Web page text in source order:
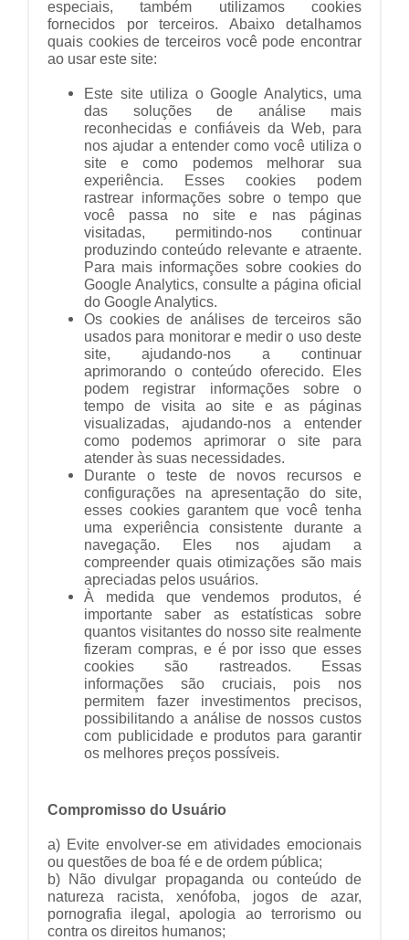
especiais, também utilizamos cookies
fornecidos por terceiros. Abaixo detalhamos
quais cookies de terceiros você pode encontrar
ao usar este site:
Este site utiliza o Google Analytics, uma
das soluções de análise mais
reconhecidas e confiáveis ​​da Web, para
nos ajudar a entender como você utiliza o
site e como podemos melhorar sua
experiência. Esses cookies podem
rastrear informações sobre o tempo que
você passa no site e nas páginas
visitadas, permitindo-nos continuar
produzindo conteúdo relevante e atraente.
Para mais informações sobre cookies do
Google Analytics, consulte a página oficial
do Google Analytics.
Os cookies de análises de terceiros são
usados ​​para monitorar e medir o uso deste
site, ajudando-nos a continuar
aprimorando o conteúdo oferecido. Eles
podem registrar informações sobre o
tempo de visita ao site e as páginas
visualizadas, ajudando-nos a entender
como podemos aprimorar o site para
atender às suas necessidades.
Durante o teste de novos recursos e
configurações na apresentação do site,
esses cookies garantem que você tenha
uma experiência consistente durante a
navegação. Eles nos ajudam a
compreender quais otimizações são mais
apreciadas pelos usuários.
À medida que vendemos produtos, é
importante saber as estatísticas sobre
quantos visitantes do nosso site realmente
fizeram compras, e é por isso que esses
cookies são rastreados. Essas
informações são cruciais, pois nos
permitem fazer investimentos precisos,
possibilitando a análise de nossos custos
com publicidade e produtos para garantir
os melhores preços possíveis.
Compromisso do Usuário
a) Evite envolver-se em atividades emocionais
ou questões de boa fé e de ordem pública;
b)
Não divulgar propaganda ou conteúdo de
natureza racista, xenófoba, jogos de azar,
pornografia ilegal, apologia ao terrorismo ou
contra os direitos humanos;